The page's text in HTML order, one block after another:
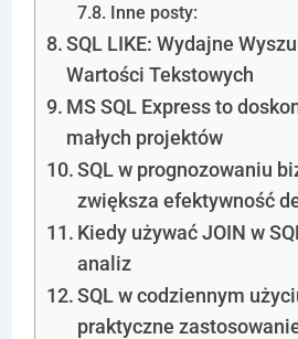
Inne posty:
SQL LIKE: Wydajne
Wartości Tekstowych
MS SQL Express to
małych projektów
SQL w prognozowaniu
zwiększa efektywność
Kiedy używać JOIN w
analiz
SQL w codziennym
praktyczne